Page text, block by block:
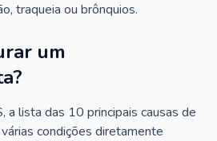
traqueia ou brônquios.
um
a lista das 10 principais causas de
condições diretamente